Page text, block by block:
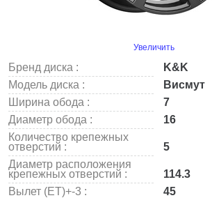
Увеличить
Бренд диска :
K&K
Модель диска :
Висмут
Ширина обода :
7
Диаметр обода :
16
Количество крепежных
отверстий :
5
Диаметр расположения
крепежных отверстий :
114.3
Вылет (ET)+-3 :
45